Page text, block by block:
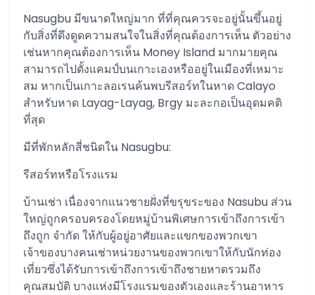
Nasugbu มีขนาดใหญ่มาก ที่ที่คุณควรจะอยู่นั้นขึ้นอยู่
กับสิ่งที่ดึงดูดความสนใจในสิ่งที่คุณต้องการเห็น ตัวอย่าง
เช่นหากคุณต้องการเห็น Money Island มากมายคุณ
สามารถไปตั้งแคมป์บนเกาะเองหรืออยู่ในเมืองที่เหมาะ
สม หากเป็นเกาะลอเรนค้นพบรีสอร์ทในหาด Calayo
สำหรับหาด Layag-Layag, Brgy มะละกอเป็นอุดมคติ
ที่สุด
มีที่พักหลักสี่ชนิดใน Nasugbu:
รีสอร์ทหรือโรงแรม
บ้านเช่า เนื่องจากแนวชายฝั่งที่ขรุขระของ Nasubu ส่วน
ใหญ่ถูกครอบครองโดยหมู่บ้านพิเศษการเข้าถึงการเข้า
ถึงถูก จำกัด ให้กับผู้อยู่อาศัยและแขกของพวกเขา
เจ้าของบางคนเช่าหน่วยงานของพวกเขาให้กับนักท่อง
เที่ยวซึ่งได้รับการเข้าถึงการเข้าถึงชายหาดรวมถึง
คุณสมบัติ บางแห่งมีโรงแรมของตัวเองและร้านอาหาร